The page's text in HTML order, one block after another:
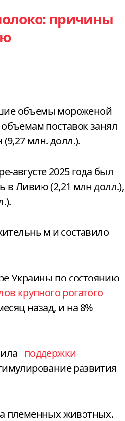
причины
объемы мороженой
поставок занял
(9,27 млн. долл.).
августе 2025 года был
в Ливию (2,21 млн долл.),
и составило
Украины по состоянию
крупного рогатого
назад, и на 8%
поддержки
развития
племенных животных.